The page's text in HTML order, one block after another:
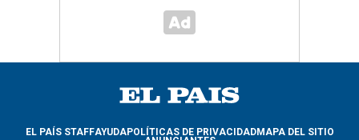
EL PAÍS STAFFAYUDAPOLÍTICAS DE PRIVACIDADMAPA DEL SITIO